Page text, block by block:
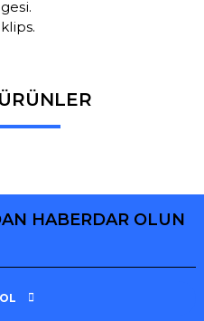
HABERDAR OLUN